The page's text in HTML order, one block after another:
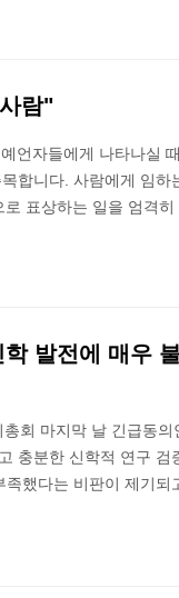
람"
언자들에게 나타나실
합니다. 사람에게 임하
로 표상하는 일을 엄격
발전에 매우
회 마지막 날 긴급동의
충분한 신학적 연구 검
했다는 비판이 제기되